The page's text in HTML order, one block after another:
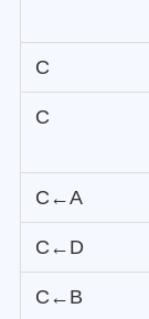
C
C
C←A
C←D
C←B